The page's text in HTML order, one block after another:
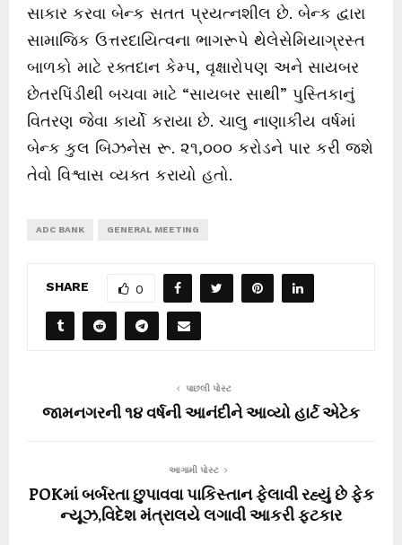
સાકાર કરવા બેન્ક સતત પ્રયત્નશીલ છે. બેન્ક દ્વારા
સામાજિક ઉત્તરદાયિત્વના ભાગરૂપે થેલેસેમિયાગ્રસ્ત
બાળકો માટે રક્તદાન કેમ્પ, વૃક્ષારોપણ અને સાયબર
છેતરપિંડીથી બચવા માટે “સાયબર સાથી” પુસ્તિકાનું
વિતરણ જેવા કાર્યો કરાયા છે. ચાલુ નાણાકીય વર્ષમાં
બેન્ક કુલ બિઝનેસ રૂ. ૨૧,૦૦૦ કરોડને પાર કરી જશે
તેવો વિશ્વાસ વ્યક્ત કરાયો હતો.
ADC BANK GENERAL MEETING
SHARE 0
પાછલી પોસ્ટ
જામનગરની ૧૪ વર્ષની આનંદીને આવ્યો હાર્ટ એટેક
આગામી પોસ્ટ
POKમાં બર્બરતા છુપાવવા પાકિસ્તાન ફેલાવી રહ્યું છે ફેક
ન્યૂઝ,વિદેશ મંત્રાલયે લગાવી આકરી ફટકાર